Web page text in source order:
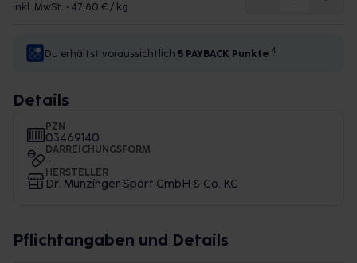
inkl. MwSt. • 47,80 € / kg
Du erhältst voraussichtlich 5 PAYBACK Punkte 4
Details
PZN
03469140
DARREICHUNGSFORM
-
HERSTELLER
Dr. Munzinger Sport GmbH & Co. KG
Pflichtangaben und Details